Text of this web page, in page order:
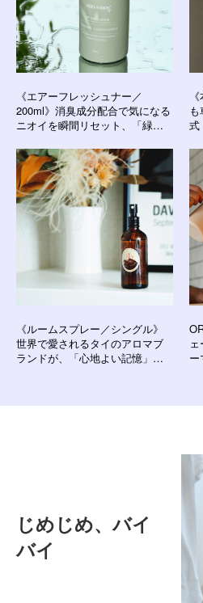
《エアーフレッシュナー／
200ml》消臭成分配合で気になる
ニオイを瞬間リセット、「緑の
マのミストスプレー｜GREEN
NATION life
式
《ルームスプレー／シングル》
世界で愛されるタイのアロマブ
ランドが、「心地よい記憶」を
じめじめ、バイ
バイ